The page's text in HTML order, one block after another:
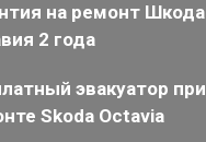
на ремонт Шкода
2 года
эвакуатор при
Skoda Octavia